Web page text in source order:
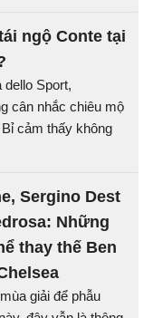
ngộ Conte tại
dello Sport,
cân nhắc chiêu mộ
cảm thấy không
Sergino Dest
Những
thay thế Ben
giải để phẫu